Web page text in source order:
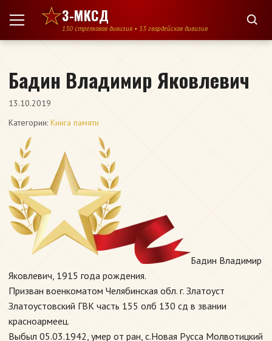
Перейти к содержимому
3-МКСД
130 стрелковая дивизия • 53 гвардейская дивизия
Бадин Владимир Яковлевич
13.10.2019
Категории: Книга памяти
Бадин Владимир
Яковлевич, 1915 года рождения.
Призван военкоматом Челябинская обл. г. Златоуст
Златоустовский ГВК часть 155 олб 130 сд в звании
красноармеец.
Выбыл 05.03.1942, умер от ран, с.Новая Русса Молвотицкий